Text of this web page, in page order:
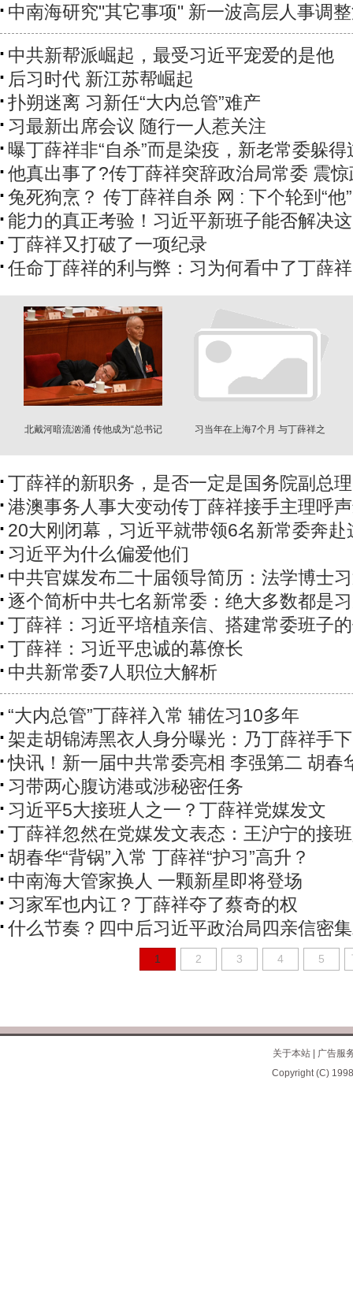
中南海研究"其它事项" 新一波高层人事调
中共新帮派崛起，最受习近平宠爱的是他
后习时代 新江苏帮崛起
扑朔迷离 习新任“大内总管”难产
习最新出席会议 随行一人惹关注
曝丁薛祥非“自杀”而是染疫，新老常委躲得
他真出事了?传丁薛祥突辞政治局常委 震
兔死狗烹？ 传丁薛祥自杀 网 : 下个轮到“他”
能力的真正考验！习近平新班子能否解决
丁薛祥又打破了一项纪录
任命丁薛祥的利与弊：习为何看中了丁薛
北戴河暗流汹涌 传他成为“总书记
习当年在上海7个月 与丁薛祥之
丁薛祥的新职务，是否一定是国务院副总
港澳事务人事大变动传丁薛祥接手主理呼
20大刚闭幕，习近平就带领6名新常委奔赴
习近平为什么偏爱他们
中共官媒发布二十届领导简历：法学博士
逐个简析中共七名新常委：绝大多数都是
丁薛祥：习近平培植亲信、搭建常委班子
丁薛祥：习近平忠诚的幕僚长
中共新常委7人职位大解析
“大内总管”丁薛祥入常 辅佐习10多年
架走胡锦涛黑衣人身分曝光：乃丁薛祥手下
快讯！新一届中共常委亮相 李强第二 胡春
习带两心腹访港或涉秘密任务
习近平5大接班人之一？丁薛祥党媒发文
丁薛祥忽然在党媒发文表态：王沪宁的接
胡春华“背锅”入常 丁薛祥“护习”高升？
中南海大管家换人 一颗新星即将登场
习家军也内讧？丁薛祥夺了蔡奇的权
什么节奏？四中后习近平政治局四亲信密
1 2 3 4 5
关于本站|
广告服
Copyright (C)